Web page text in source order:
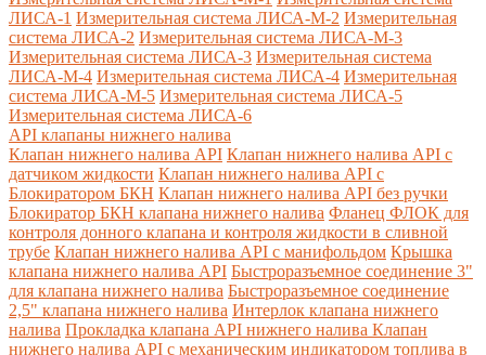
ЛИСА-1 Измерительная система ЛИСА-М-2 Измерительная
система ЛИСА-2 Измерительная система ЛИСА-М-3
Измерительная система ЛИСА-3 Измерительная система
ЛИСА-М-4 Измерительная система ЛИСА-4 Измерительная
система ЛИСА-М-5 Измерительная система ЛИСА-5
Измерительная система ЛИСА-6
API клапаны нижнего налива
Клапан нижнего налива API Клапан нижнего налива API с
датчиком жидкости Клапан нижнего налива API с
Блокиратором БКН Клапан нижнего налива API без ручки
Блокиратор БКН клапана нижнего налива Фланец ФЛОК для
контроля донного клапана и контроля жидкости в сливной
трубе Клапан нижнего налива API с манифольдом Крышка
клапана нижнего налива API Быстроразъемное соединение 3"
для клапана нижнего налива Быстроразъемное соединение
2,5" клапана нижнего налива Интерлок клапана нижнего
налива Прокладка клапана API нижнего налива Клапан
нижнего налива API с механическим индикатором топлива в